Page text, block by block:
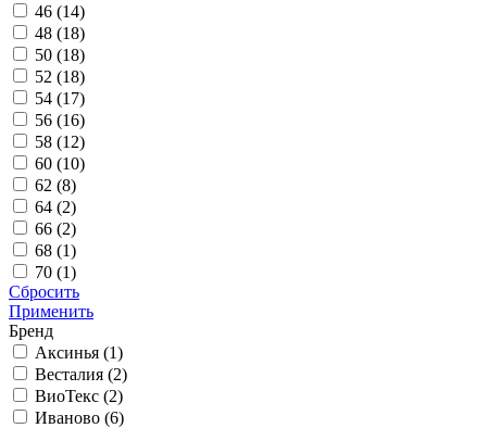
46 (14)
48 (18)
50 (18)
52 (18)
54 (17)
56 (16)
58 (12)
60 (10)
62 (8)
64 (2)
66 (2)
68 (1)
70 (1)
Сбросить
Применить
Бренд
Аксинья (1)
Весталия (2)
ВиоТекс (2)
Иваново (6)